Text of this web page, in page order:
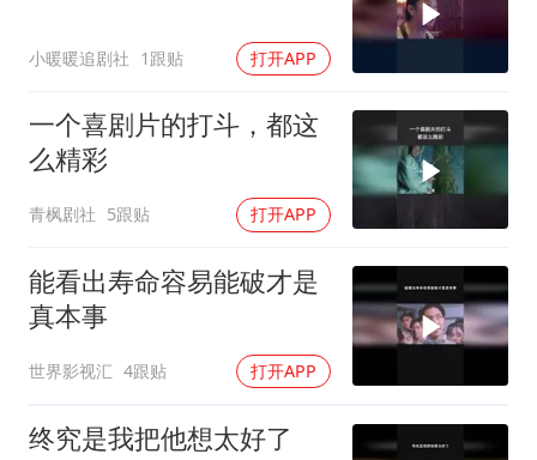
梁家辉百花奖演讲落泪
小暖暖追剧社 1跟贴 打开APP
一个喜剧片的打斗，都这
么精彩
青枫剧社 5跟贴 打开APP
能看出寿命容易能破才是
真本事
世界影视汇 4跟贴 打开APP
终究是我把他想太好了